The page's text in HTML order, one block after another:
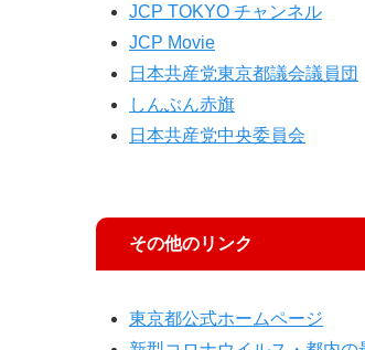
JCP TOKYO チャンネル
JCP Movie
日本共産党東京都議会議員団
しんぶん赤旗
日本共産党中央委員会
その他のリンク
東京都公式ホームページ